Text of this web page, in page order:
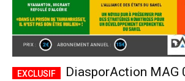
DiasporAction MAG